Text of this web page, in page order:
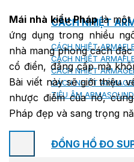
CÁCH NHIỆT
CÁCH NHIỆT
CÁCH NHIỆT
CÁCH NHIỆT
CÁCH NHIỆT
TIÊU ÂM
ĐỒNG HỒ ĐO
Mái nhà kiểu Pháplà một
ứng dụng trong nhiều
nhà mang phong cách
cổ điển, đẳng cấp mà
Bài viết này sẽ giới thiệu
nhược điểm của nó,
Pháp đẹp và sang trọng